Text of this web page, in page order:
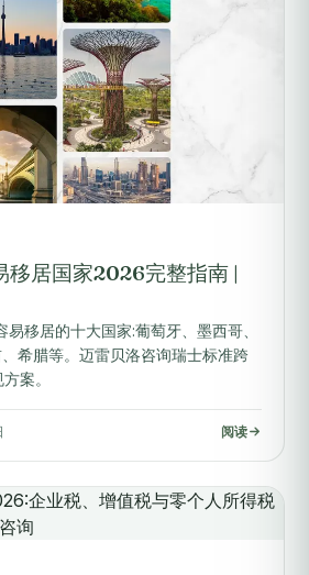
移居国家2026完整指南 |
移居的十大国家:葡萄牙、墨西哥、
希腊等。迈雷贝洛咨询瑞士标准跨
案。
阅读